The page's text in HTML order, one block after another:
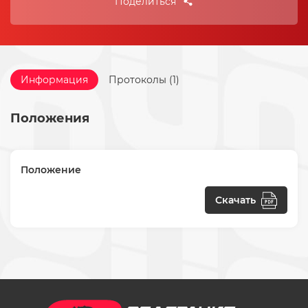
Информация Протоколы (1)
Положения
Положение
Скачать